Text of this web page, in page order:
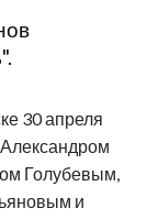
30 апреля
Голубевым,
и